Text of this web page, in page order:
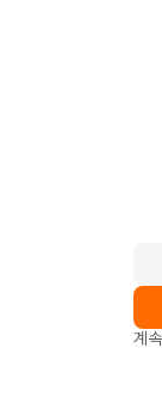
계